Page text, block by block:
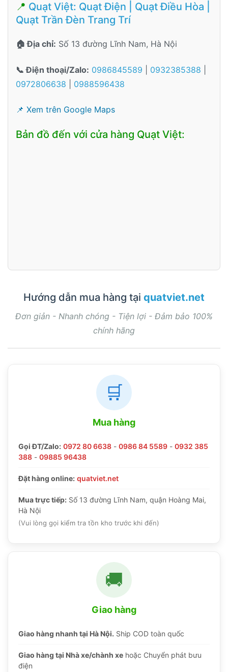
📍 Quạt Việt: Quạt Điện | Quạt Điều Hòa |
Quạt Trần Đèn Trang Trí
🏠 Địa chỉ: Số 13 đường Lĩnh Nam, Hà Nội
📞 Điện thoại/Zalo: 0986845589 0932385388
0972806638
0988596438
📌 Xem trên Google Maps
Bản đồ đến với cửa hàng Quạt Việt:
Hướng dẫn mua hàng tại quatviet.net
Đơn giản - Nhanh chóng - Tiện lợi - Đảm bảo 100%
chính hãng
🛒
Mua hàng
Gọi ĐT/Zalo: 0972 80 6638 - 0986 84 5589 - 0932 385
388 - 09885 96438
Đặt hàng online: quatviet.net
Mua trực tiếp: Số 13 đường Lĩnh Nam, quận Hoàng Mai,
Hà Nội
(Vui lòng gọi kiểm tra tồn kho trước khi đến)
🚚
Giao hàng
Giao hàng nhanh tại Hà Nội. Ship COD toàn quốc
Giao hàng tại Nhà xe/chành xe hoặc Chuyển phát bưu
điện